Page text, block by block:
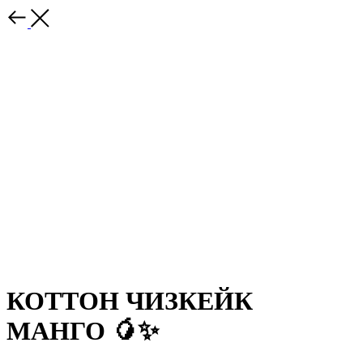
КОТТОН ЧИЗКЕЙК
МАНГО 🥭✨